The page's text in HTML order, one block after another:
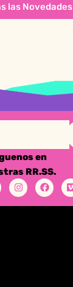
las Novedades
en
RR.SS.